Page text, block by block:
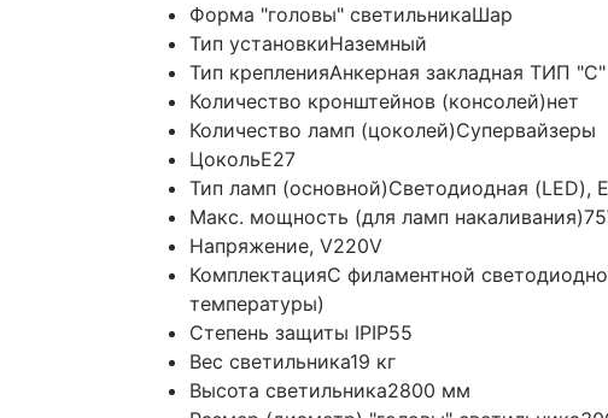
Форма "головы" светильникаШар
Тип установкиНаземный
Тип крепленияАнкерная закладная ТИП
Количество кронштейнов (консолей)нет
Количество ламп (цоколей)Супервайзеры
ЦокольE27
Тип ламп (основной)Светодиодная (LED),
Макс. мощность (для ламп накаливания)
Напряжение, V220V
КомплектацияС филаментной
температуры)
Степень защиты IPIP55
Вес светильника19 кг
Высота светильника2800 мм